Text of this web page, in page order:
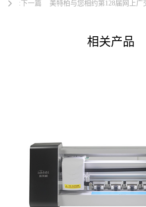
美特柏与您相约第128届网上广
:下一篇
相关产品